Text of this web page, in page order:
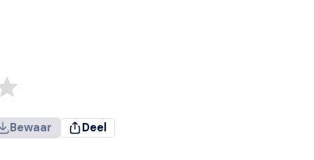
Bewaar Deel